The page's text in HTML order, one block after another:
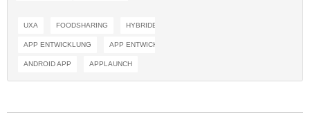
UXA FOODSHARING HYBRIDE APP
APP ENTWICKLUNG APP ENTWICKLER
ANDROID APP APPLAUNCH